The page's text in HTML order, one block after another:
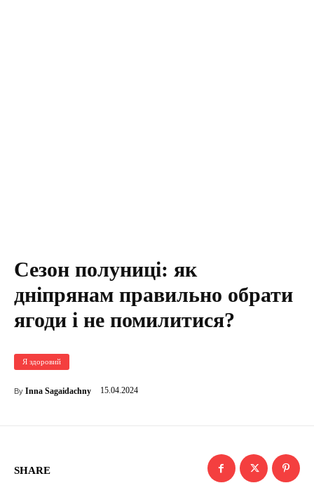
Сезон полуниці: як
дніпрянам правильно обрати
ягоди і не помилитися?
Я здоровий
By Inna Sagaidachny 15.04.2024
SHARE